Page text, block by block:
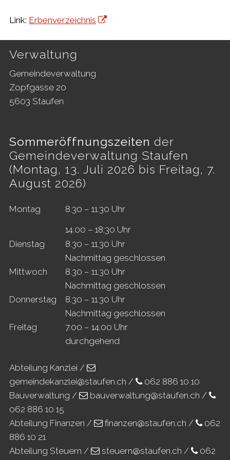
Link: Erbenverzeichnis
Footer
Verwaltung
Gemeindeverwaltung
Zopfgasse 20
5603 Staufen
Sommeröffnungszeiten der
Gemeindeverwaltung Staufen
(Montag, 13. Juli 2026 bis Freitag, 7.
August 2026)
Montag
8.30 – 11.30 Uhr
14.00 – 18:30 Uhr
Dienstag
8.30 – 11.30 Uhr
Nachmittag geschlossen
Mittwoch
8.30 – 11.30 Uhr
Nachmittag geschlossen
Donnerstag
8.30 – 11.30 Uhr
Nachmittag geschlossen
Freitag
7.00 – 14.00 Uhr
durchgehend
Abteilung Kanzlei /
gemeindekanzlei@staufen.ch /
062 886 10 10
Bauverwaltung /
bauverwaltung@staufen.ch /
062 886 10 15
Abteilung Finanzen /
finanzen@staufen.ch /
062
886 10 21
Abteilung Steuern /
steuern@staufen.ch /
062